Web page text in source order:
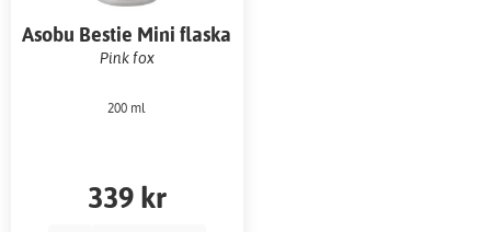
Asobu Bestie Mini flaska
Pink fox
200 ml
339 kr